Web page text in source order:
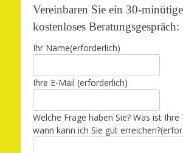
Vereinbaren Sie ein 30-
kostenloses Beratungsgespräch:
Ihr Name(erforderlich)
Ihre E-Mail (erforderlich)
Welche Frage haben Sie? Was ist Ihre
wann kann ich Sie gut erreichen?